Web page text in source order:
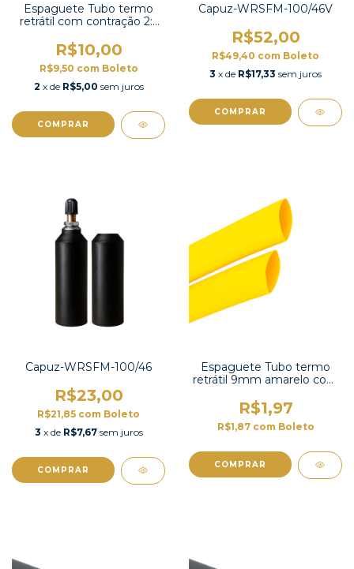
Espaguete Tubo termo
retrátil com contração 2:1
R$10,00
R$9,50 com Boleto
2 x de R$5,00 sem juros
COMPRAR
Capuz-WRSFM-100/46V
R$52,00
R$49,40 com Boleto
3 x de R$17,33 sem juros
COMPRAR
Capuz-WRSFM-100/46
R$23,00
R$21,85 com Boleto
3 x de R$7,67 sem juros
COMPRAR
Espaguete Tubo termo
retrátil 9mm amarelo com
S/G
R$1,97
R$1,87 com Boleto
COMPRAR